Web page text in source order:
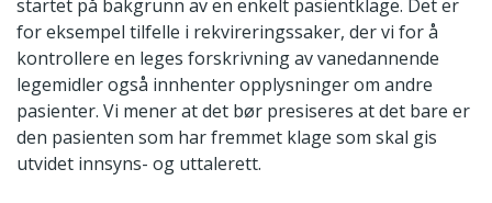
startet på bakgrunn av en enkelt pasientklage. Det er
for eksempel tilfelle i rekvireringssaker, der vi for å
kontrollere en leges forskrivning av vanedannende
legemidler også innhenter opplysninger om andre
pasienter. Vi mener at det bør presiseres at det bare er
den pasienten som har fremmet klage som skal gis
utvidet innsyns- og uttalerett.